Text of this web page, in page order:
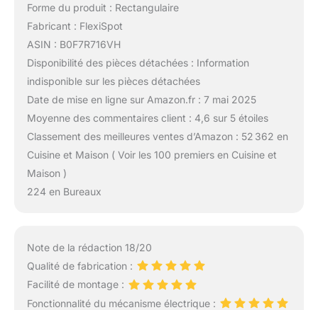
Forme du produit : Rectangulaire
Fabricant : FlexiSpot
ASIN : B0F7R716VH
Disponibilité des pièces détachées : Information
indisponible sur les pièces détachées
Date de mise en ligne sur Amazon.fr : 7 mai 2025
Moyenne des commentaires client : 4,6 sur 5 étoiles
Classement des meilleures ventes d’Amazon : 52 362 en
Cuisine et Maison ( Voir les 100 premiers en Cuisine et
Maison )
224 en Bureaux
Note de la rédaction 18/20
Qualité de fabrication :
Facilité de montage :
Fonctionnalité du mécanisme électrique :